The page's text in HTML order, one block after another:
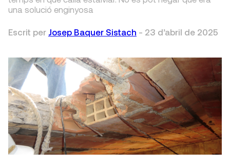
una solució enginyosa
Escrit per Josep Baquer Sistach - 23 d’abril de 2025